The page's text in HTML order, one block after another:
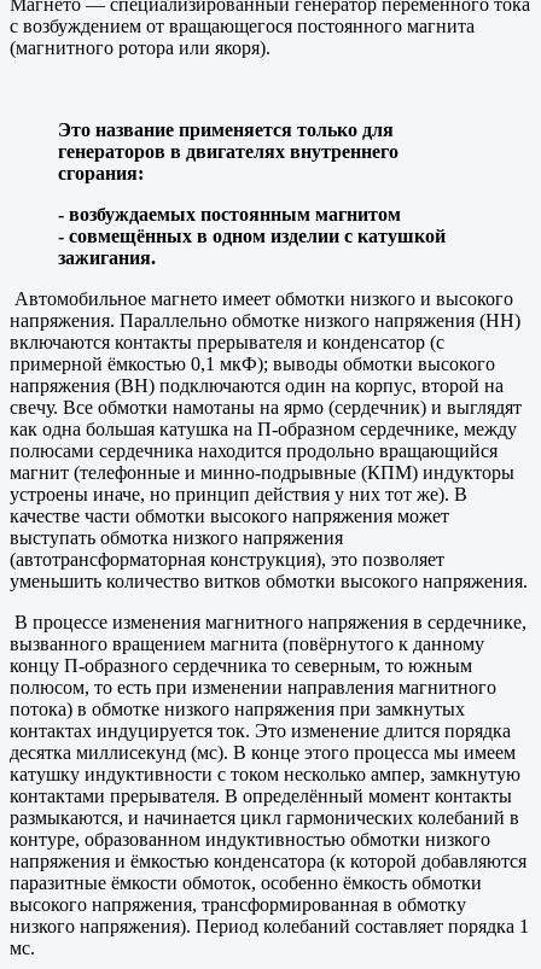
с возбуждением от вращающегося постоянного магнита
(магнитного ротора или якоря).
Это название применяется только для
генераторов в двигателях внутреннего
сгорания:
- возбуждаемых постоянным магнитом
- совмещённых в одном изделии с катушкой
зажигания.
Автомобильное магнето имеет обмотки низкого и высокого
напряжения. Параллельно обмотке низкого напряжения (НН)
включаются контакты прерывателя и конденсатор (с
примерной ёмкостью 0,1 мкФ); выводы обмотки высокого
напряжения (ВН) подключаются один на корпус, второй на
свечу. Все обмотки намотаны на ярмо (сердечник) и выглядят
как одна большая катушка на П-образном сердечнике, между
полюсами сердечника находится продольно вращающийся
магнит (телефонные и минно-подрывные (КПМ) индукторы
устроены иначе, но принцип действия у них тот же). В
качестве части обмотки высокого напряжения может
выступать обмотка низкого напряжения
(автотрансформаторная конструкция), это позволяет
уменьшить количество витков обмотки высокого напряжения.
В процессе изменения магнитного напряжения в сердечнике,
вызванного вращением магнита (повёрнутого к данному
концу П-образного сердечника то северным, то южным
полюсом, то есть при изменении направления магнитного
потока) в обмотке низкого напряжения при замкнутых
контактах индуцируется ток. Это изменение длится порядка
десятка миллисекунд (мс). В конце этого процесса мы имеем
катушку индуктивности с током несколько ампер, замкнутую
контактами прерывателя. В определённый момент контакты
размыкаются, и начинается цикл гармонических колебаний в
контуре, образованном индуктивностью обмотки низкого
напряжения и ёмкостью конденсатора (к которой добавляются
паразитные ёмкости обмоток, особенно ёмкость обмотки
высокого напряжения, трансформированная в обмотку
низкого напряжения). Период колебаний составляет порядка 1
мс.